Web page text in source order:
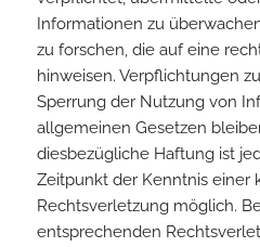
Informationen zu
zu forschen, die auf eine
hinweisen. Verpflichtungen
Sperrung der Nutzung von
allgemeinen Gesetzen
diesbezügliche Haftung ist
Zeitpunkt der Kenntnis einer
Rechtsverletzung möglich.
entsprechenden